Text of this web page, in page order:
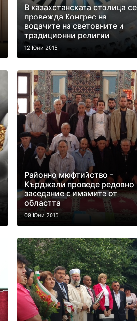
В казахстанската столица се
провежда Конгрес на
водачите на световните и
традиционни религии
12 Юни 2015
Районно мюфтийство -
Кърджали проведе редовно
заседание с имамите от
областта
09 Юни 2015